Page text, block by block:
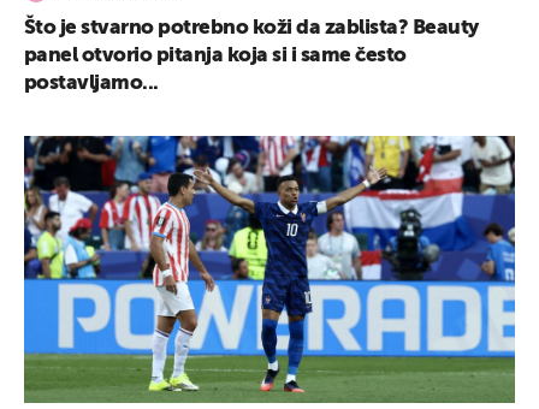
Što je stvarno potrebno koži da zablista? Beauty
panel otvorio pitanja koja si i same često
postavljamo...